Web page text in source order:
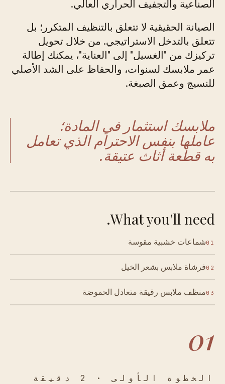
الصناعية والتجفيف الحراري العالي.
الصيانة الحقيقية لا تتعلق بالتنظيف المتكرر؛ بل
تتعلق بالتدخل الاستراتيجي. من خلال تحويل
تركيزك من "الغسيل" إلى "العناية"، يمكنك إطالة
عمر ملابسك لسنوات، والحفاظ على الشد الأصلي
للنسيج وعمق الصبغة.
ملابسك استثمار في المادة؛
عاملها بنفس الاحترام الذي تعامل
به قطعة أثاث عتيقة.
What you'll need.
01شماعات خشبية مقوسة
02فرشاة ملابس بشعر الخيل
03منظف ملابس رقيقة متعادل الحموضة
01
الخطوة الأولى · 2 دقيقة